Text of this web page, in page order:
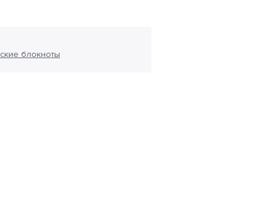
блокноты